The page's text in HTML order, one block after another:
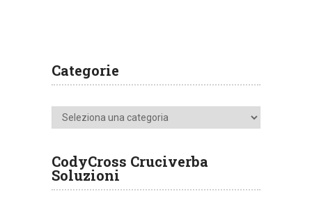
Categorie
Categorie
CodyCross Cruciverba
Soluzioni